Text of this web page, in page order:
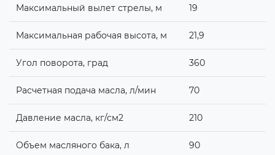
Максимальный вылет стрелы, м 19
Максимальная рабочая высота, м 21,9
Угол поворота, град 360
Расчетная подача масла, л/мин 70
Давление масла, кг/см2 210
Объем масляного бака, л 90